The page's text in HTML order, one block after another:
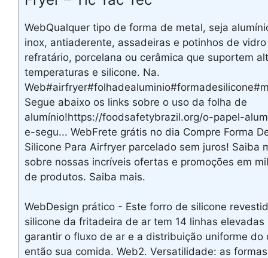
WebQualquer tipo de forma de metal, seja
inox, antiaderente, assadeiras e potinhos de vidro
refratário, porcelana ou cerâmica que suportem
temperaturas e silicone. Na.
Segue abaixo os links sobre o uso da folha de
alumínio!https://foodsafetybrazil.org/o-papel-
e-segu... WebFrete grátis no dia Compre Forma
Silicone Para Airfryer parcelado sem juros! Saiba
sobre nossas incríveis ofertas e promoções em
de produtos. Saiba mais.
WebDesign prático - Este forro de silicone
silicone da fritadeira de ar tem 14 linhas elevadas
garantir o fluxo de ar e a distribuição uniforme do
então sua comida. Web2. Versatilidade: as